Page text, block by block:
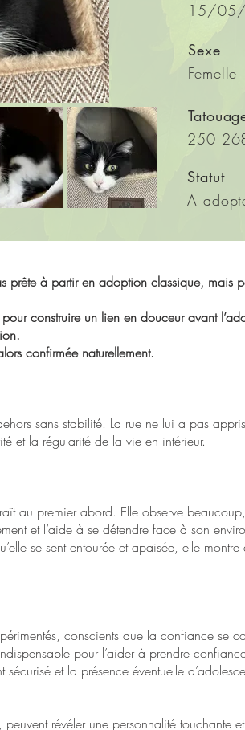
15/
Sexe
Femelle
250
Statut
A
prête à partir en adoption classique, mais
construire un lien en douceur avant
confirmée naturellement.
sans stabilité. La rue ne lui a pas
et la régularité de la vie en intérieur.
au premier abord. Elle observe
et l’aide à se détendre face à son
se sent entourée et apaisée, elle
conscients que la confiance se
pour l’aider à prendre
et la présence éventuelle
révéler une personnalité touchante